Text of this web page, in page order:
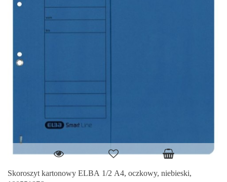
Skoroszyt kartonowy ELBA 1/2 A4, oczkowy, niebieski,